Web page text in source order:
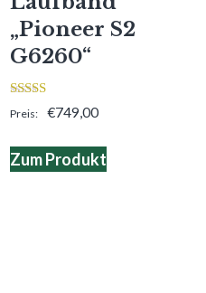
„Pioneer S2
G6260“
3.00
von 5
€749,00
Zum Produkt